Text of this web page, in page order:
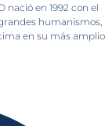
nació en 1992 con el
humanismos,
en su más amplio